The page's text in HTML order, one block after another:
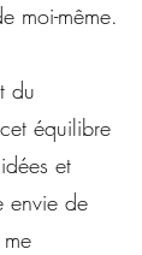
moi-même.
du
équilibre
et
envie de